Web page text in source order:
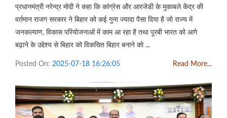
प्रधानमंत्री नरेन्द्र मोदी ने कहा कि कांग्रेस और आरजेडी के मुकाबले केंद्र की
वर्तमान राजग सरकार ने बिहार को कई गुना ज्यादा पैसा दिया है जो राज्य में
जनकल्याण, विकास परियोजनाओं में काम आ रहा है तथा पूरबी भारत को आगे
बढ़ाने के उद्देश्य से बिहार को विकसित बिहार बनाने को ...
Posted On: 2025-07-18 16:26:05 Read More...